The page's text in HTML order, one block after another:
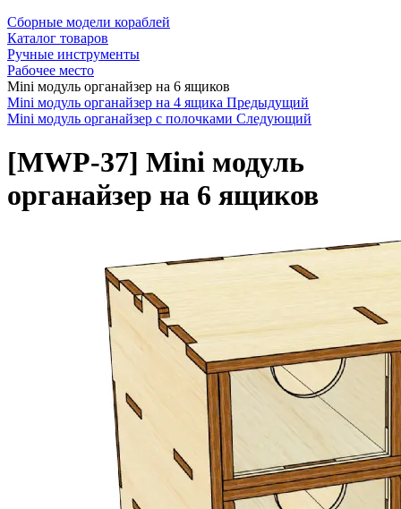
Сборные модели кораблей
Каталог товаров
Ручные инструменты
Рабочее место
Mini модуль органайзер на 6 ящиков
Mini модуль органайзер на 4 ящика Предыдущий
Mini модуль органайзер с полочками Следующий
[MWP-37] Mini модуль
органайзер на 6 ящиков